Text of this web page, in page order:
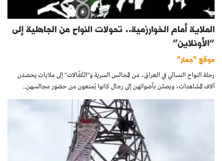
الملاية أمام الخوارزمية.. تحولات النواح من الجاهلية إلى
“الأونلاين”
موقع "جمار"
رحلة النواح النسائي في العراق، من المجالس السرية و"الكَفّالات" إلى ملايات يحصدن
آلاف المشاهدات، ويصلن بأصواتهن إلى رجال كانوا يُمنعون من حضور مجالسهن..